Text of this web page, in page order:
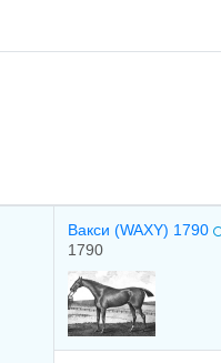
Вакси (WAXY) 1790
1790